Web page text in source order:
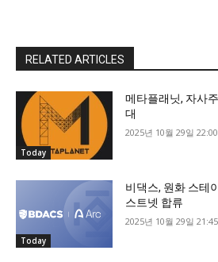
RELATED ARTICLES
Today
메타플래닛, 자사
대
2025년 10월 29일 22:00
Today
비댁스, 원화 스테
스트넷 합류
2025년 10월 29일 21:45